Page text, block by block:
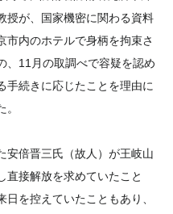
授が、国家機密に関わる資料
市内のホテルで身柄を拘束さ
、11月の取調べで容疑を認め
手続きに応じたことを理由に
安倍晋三氏（故人）が王岐山
直接解放を求めていたこと
を控えていたこともあり、